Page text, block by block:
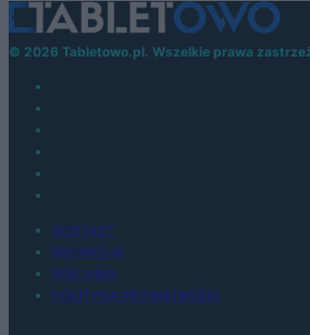
© 2026 Tabletowo.pl. Wszelkie prawa
KONTAKT
REDAKCJA
REKLAMA
POLITYKA PRYWATNOŚCI